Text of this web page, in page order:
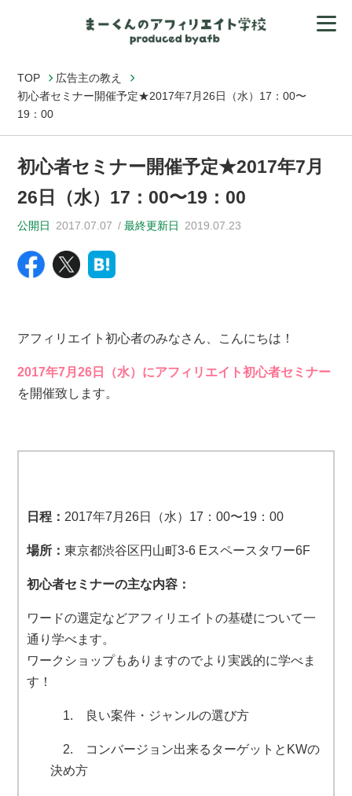
TOP
広告主の教え
初心者セミナー開催予定★2017年7月26日（水）17：00〜
19：00
初心者セミナー開催予定★2017年7月
26日（水）17：00〜19：00
公開日 2017.07.07 最終更新日 2019.07.23
アフィリエイト初心者のみなさん、こんにちは！
2017年7月26日（水）にアフィリエイト初心者セミナー
を開催致します。
日程： 2017年7月26日（水）17：00〜19：00
場所：東京都渋谷区円山町3-6 Eスペースタワー6F
初心者セミナーの主な内容：
ワードの選定などアフィリエイトの基礎について一
通り学べます。
ワークショップもありますのでより実践的に学べま
す！
1. 良い案件・ジャンルの選び方
2. コンバージョン出来るターゲットとKWの
決め方